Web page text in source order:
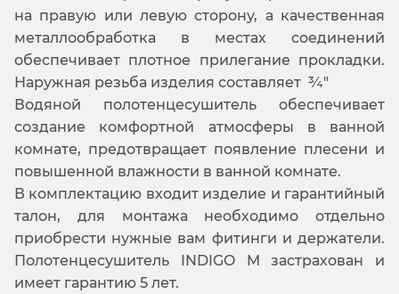
на правую или левую сторону, а качественная
металлообработка в местах соединений
обеспечивает плотное прилегание прокладки.
Наружная резьба изделия составляет ¾"
Водяной полотенцесушитель обеспечивает
создание комфортной атмосферы в ванной
комнате, предотвращает появление плесени и
повышенной влажности в ванной комнате.
В комплектацию входит изделие и гарантийный
талон, для монтажа необходимо отдельно
приобрести нужные вам фитинги и держатели.
Полотенцесушитель INDIGO M застрахован и
имеет гарантию 5 лет.